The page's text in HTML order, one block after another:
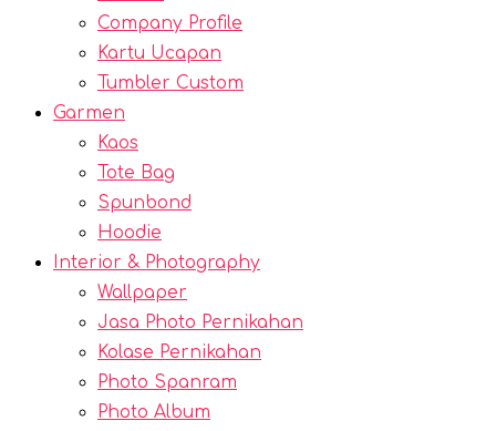
Company Profile
Kartu Ucapan
Tumbler Custom
Garmen
Kaos
Tote Bag
Spunbond
Hoodie
Interior & Photography
Wallpaper
Jasa Photo Pernikahan
Kolase Pernikahan
Photo Spanram
Photo Album